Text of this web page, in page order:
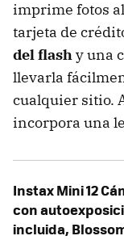
imprime fotos
tarjeta de
del flashy una
llevarla
cualquier sitio.
incorpora una
Instax Mini 12
con
incluida,